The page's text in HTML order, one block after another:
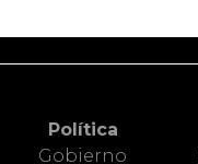
Política
Gobierno